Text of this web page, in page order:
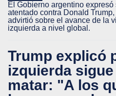
El Gobierno argentino
atentado contra Donald
advirtió sobre el avance de la
izquierda a nivel global.
Trump explicó
izquierda
matar: "A los